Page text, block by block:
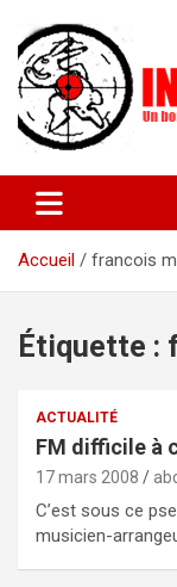
contenu
actuelles pop
lyon
Accueil
francois
Étiquette :
ACTUALITÉ
FM difficile à
17 mars 2008
C’est sous ce
musicien-